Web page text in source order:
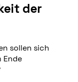
der
sollen sich
Ende